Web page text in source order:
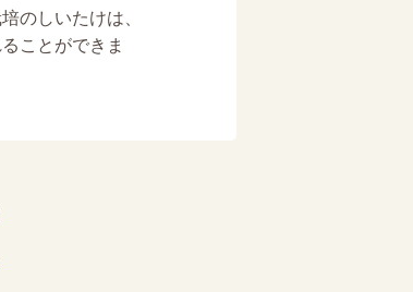
のしいたけは、
ことができま